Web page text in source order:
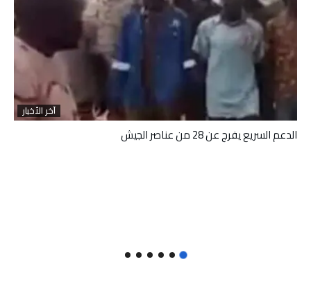
آخر الأخبار
الدعم السريع يفرج عن 28 من عناصر الجيش